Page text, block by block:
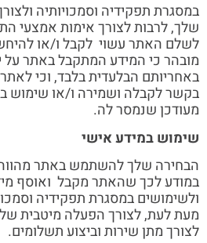
במסגרת תפקידיה וסמכויותיה
שלך, לרבות לצורך אימות אמצעי
לשלם האתר עשוי לקבל ו/או
מובהר כי המידע המתקבל באתר על
באחריותם הבלעדית בלבד, וכי
בקשר לקבלה ושמירה ו/או שימוש
מעודכן שנמסר לה.
שימוש במידע אישי
הבחירה שלך להשתמש באתר
במודע לכך שהאתר מקבל ואוסף
ולשימושים במסגרת תפקידיה
מעת לעת, לצורך הפעלה מיטבית
לצורך מתן שירות וביצוע תשלומים.